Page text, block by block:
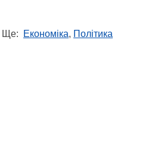
Ще: Економіка, Політика